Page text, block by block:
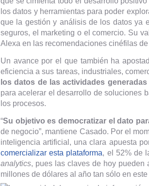
los datos y herramientas para poder
que la gestión y análisis de los datos ya
seguros, el marketing o el comercio. Su
Alexa en las recomendaciones cinéfilas
Un avance por el que también ha
eficiencia a sus tareas, industriales,
los datos de las actividades
para acelerar el desarrollo de soluciones
los procesos.
“Su objetivo es democratizar el dato
de negocio”, mantiene Casado. Por el
inteligencia artificial, una clara apuesta
comercializar esta plataforma, el 52% de
analytics, pues las claves de hoy pueden
millones de dólares al año tan sólo en este